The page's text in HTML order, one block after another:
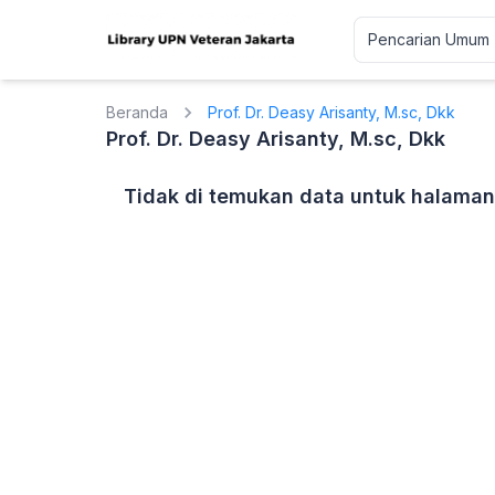
Beranda Prof. Dr. Deasy Arisanty, M.sc, Dkk
Prof. Dr. Deasy Arisanty, M.sc, Dkk
Tidak di temukan data untuk